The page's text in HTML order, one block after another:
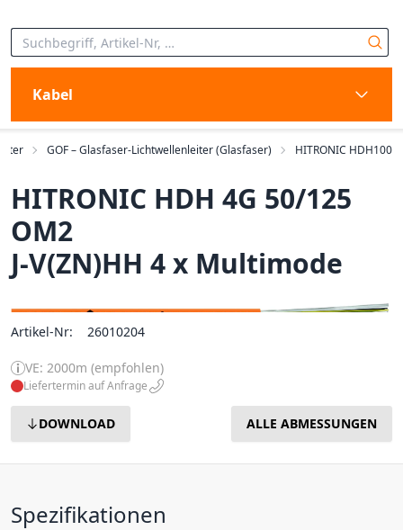
Kabel
GOF – Glasfaser-Lichtwellenleiter (Glasfaser) HITRONIC HDH100
HITRONIC HDH 4G 50/125
OM2
J-V(ZN)HH 4 x Multimode
Artikel-Nr: 26010204
VE: 2000m (empfohlen)
Liefertermin auf Anfrage
DOWNLOAD ALLE ABMESSUNGEN
Spezifikationen